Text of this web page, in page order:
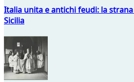
Italia unita e antichi feudi: la
Sicilia